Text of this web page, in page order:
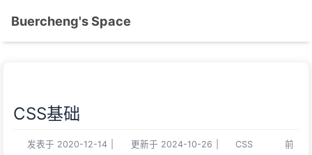
Buercheng's Space
CSS基础
发表于 2020-12-14 更新于 2024-10-26 CSS
前